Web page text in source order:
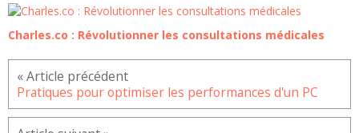
Charles.co : Révolutionner les consultations médicales
Pratiques pour optimiser les performances d'un PC